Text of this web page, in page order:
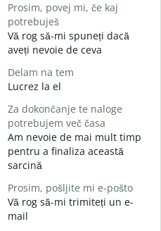
Prosim, povej mi, če kaj
potrebuješ
Vă rog să-mi spuneți dacă
aveți nevoie de ceva
Delam na tem
Lucrez la el
Za dokončanje te naloge
potrebujem več časa
Am nevoie de mai mult timp
pentru a finaliza această
sarcină
Prosim, pošljite mi e-pošto
Vă rog să-mi trimiteți un e-
mail